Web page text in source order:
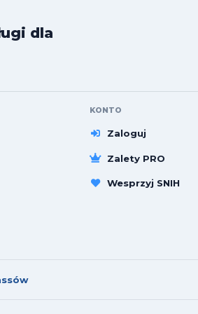
dla
KONTO
Zaloguj
Zalety PRO
Wesprzyj SNIH